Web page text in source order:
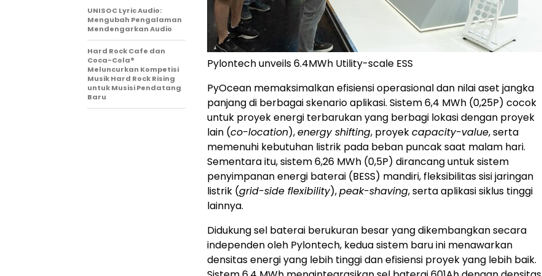
Pylontech unveils 6.4MWh Utility-scale ESS
PyOcean memaksimalkan efisiensi operasional dan nilai aset jangka
panjang di berbagai skenario aplikasi. Sistem 6,4 MWh (0,25P) cocok
untuk proyek energi terbarukan yang berbagi lokasi dengan proyek
lain (co-location),energy shifting, proyekcapacity-value, serta
memenuhi kebutuhan listrik pada beban puncak saat malam hari.
Sementara itu, sistem 6,26 MWh (0,5P) dirancang untuk sistem
penyimpanan energi baterai (BESS) mandiri, fleksibilitas sisi jaringan
listrik (grid-side flexibility),peak-shaving, serta aplikasi siklus tinggi
lainnya.
Didukung sel baterai berukuran besar yang dikembangkan secara
independen oleh Pylontech, kedua sistem baru ini menawarkan
densitas energi yang lebih tinggi dan efisiensi proyek yang lebih baik.
UNISOC Lyric Audio:
Mengubah Pengalaman
Mendengarkan Audio
Hard Rock Cafe dan
Coca-Cola®
Meluncurkan Kompetisi
Musik Hard Rock Rising
untuk Musisi Pendatang
Baru